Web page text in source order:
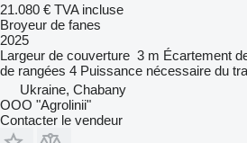
21.080 € TVA incluse
Broyeur de fanes
2025
Largeur de couverture 3 m Écartement
de rangées 4 Puissance nécessaire du
Ukraine, Chabany
OOO "Agrolinii"
Contacter le vendeur